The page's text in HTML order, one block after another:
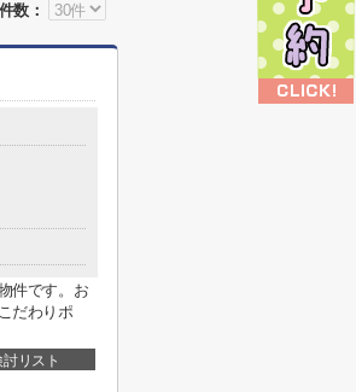
数：
件です。お
だわりポ
討リスト